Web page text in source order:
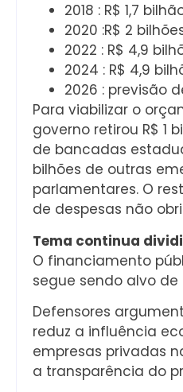
2018 : R$ 1,7
2020 :R$ 2
2022 : R$ 4,9
2024 : R$ 4,9
2026 : previsão
Para viabilizar o
governo retirou R$ 1
de bancadas
bilhões de outras
parlamentares. O
de despesas não
Tema continua
O financiamento
segue sendo alvo
Defensores
reduz a influência
empresas privadas
a transparência do